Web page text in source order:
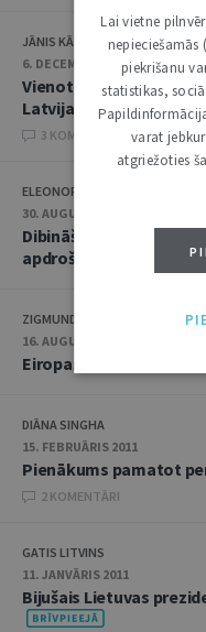
JĀNIS KĀRKLIŅŠ
6. DECEMBRIS 2011
Vienotu Eiropas
Latvijas tiesībām
3 KOMENTĀRI
ELEONORA ZELMENE
30. AUGUSTS 2011
Dibināšanas un
apdrošināšanas nozarē
ZIGMUNDS DUNDURS
16. AUGUSTS 2011
Eiropas Savienības
DIĀNA SINGHA
15. FEBRUĀRIS 2011
Pienākums pamatot
2 KOMENTĀRI
GATIS LITVINS
11. JANVĀRIS 2011
Bijušais Lietuvas
Lai vietne
nepieciešamās
piekrišanu
statistikas,
varat
atgriežoties